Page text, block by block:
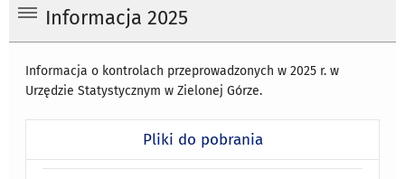
Informacja 2025
Informacja o kontrolach przeprowadzonych w 2025 r. w
Urzędzie Statystycznym w Zielonej Górze.
Pliki do pobrania